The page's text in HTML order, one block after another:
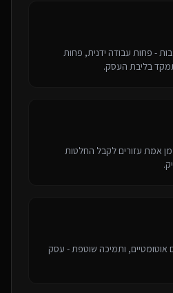
- פחות עבודה ידנית, פחות
בליבת העסק.
אמת עזורים לקבל החלטות
אוטומטיים, ותמיכה שוטפת - עסק